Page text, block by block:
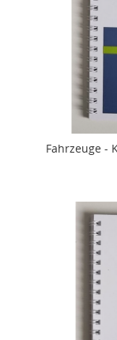
Fahrzeuge -